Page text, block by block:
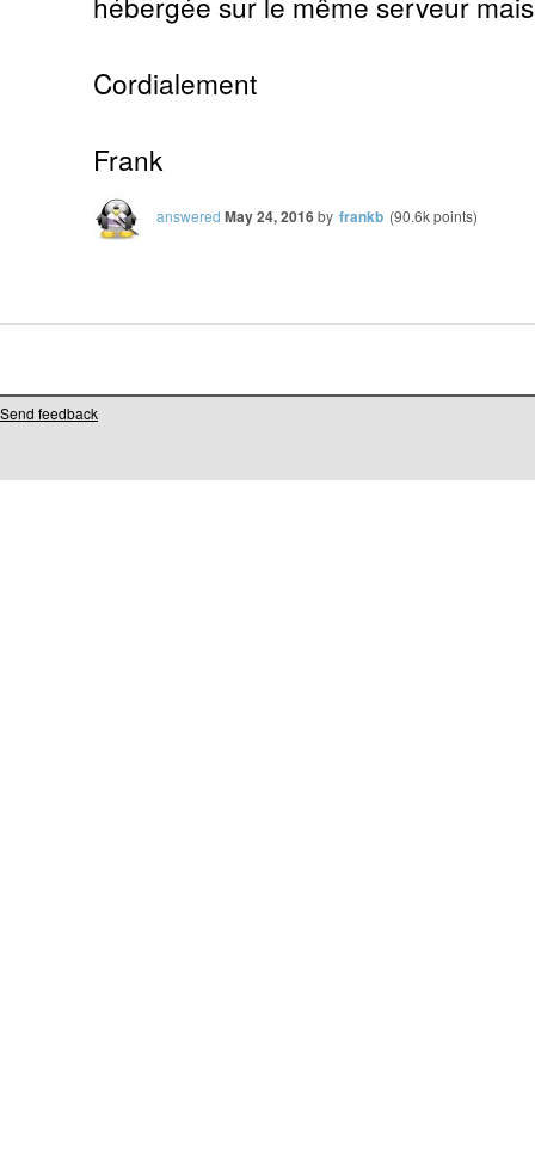
Cordialement
Frank
answered May 24, 2016by frankb (90.6kpoints)
Send feedback